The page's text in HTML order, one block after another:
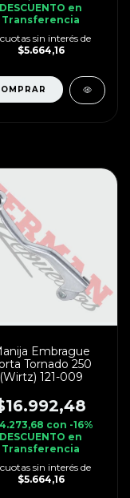
DESCUENTO en
Transferencia
cuotas sin interés de
$5.664,16
Embrague
Tornado 250
(Wirtz) 121-009
con -16%
DESCUENTO en
Transferencia
cuotas sin interés de
$5.664,16